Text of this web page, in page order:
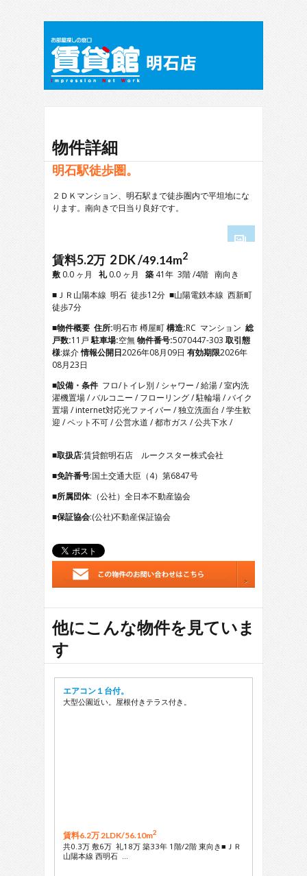
物件詳細
明石駅徒歩圏。
２ＤＫマンション、明石駅まで徒歩圏内で平坦地にな
ります。南向きで日当り良好です。
2
3
4
7
8
11
12
13
賃料5.2万 2 DK /49.14m2
敷 0.0 ヶ月 礼0.0 ヶ月 築 41年 3階 /4階 南向き
■ＪＲ山陽本線 明石 徒歩12分 ■山陽電鉄本線 西新町
徒歩7分
■物件概要 住所:明石市 樽屋町構造:RC マンション 総
戸数:11戸駐車場:空無物件番号:5070447-303 取引態
様:媒介情報公開日2026年08月09日 有効期限2026年
08月23日
■設備・条件 フロ/トイレ別 / シャワー / 給湯 / 室内洗
濯機置場 / バルコニー / フローリング / 駐輪場 / バイク
置場 / internet対応光ファイバー / 独立洗面台 / 学生歓
迎 / ペット不可 / 公営水道 / 都市ガス / 公共下水 /
■取扱店:賃貸館明石店 ルークスター株式会社
■免許番号:国土交通大臣（4）第6847号
■所属団体:（公社）全日本不動産協会
■保証協会:(公社)不動産保証協会
他にこんな物件を見ていま
す
エアコン１台付。
大型公園近い。屋根付きテラス付き。
賃料6.2万 2LDK/56.10m2
共0.3万 敷6万 礼18万 築33年 1階/2階 東向き■ＪＲ
山陽本線 西明石 …